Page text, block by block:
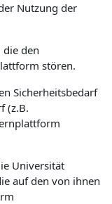
Nutzung der
die den
stören.
Sicherheitsbedarf
(z.B.
Universität
auf den von ihnen